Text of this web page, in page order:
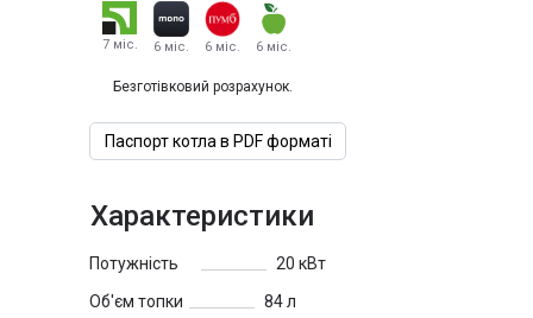
Безготівковий розрахунок.
7 міс. 6 міс. 6 міс. 6 міс.
Паспорт котла в PDF форматі
Характеристики
Об'єм топки 84 л
Потужність 20 кВт